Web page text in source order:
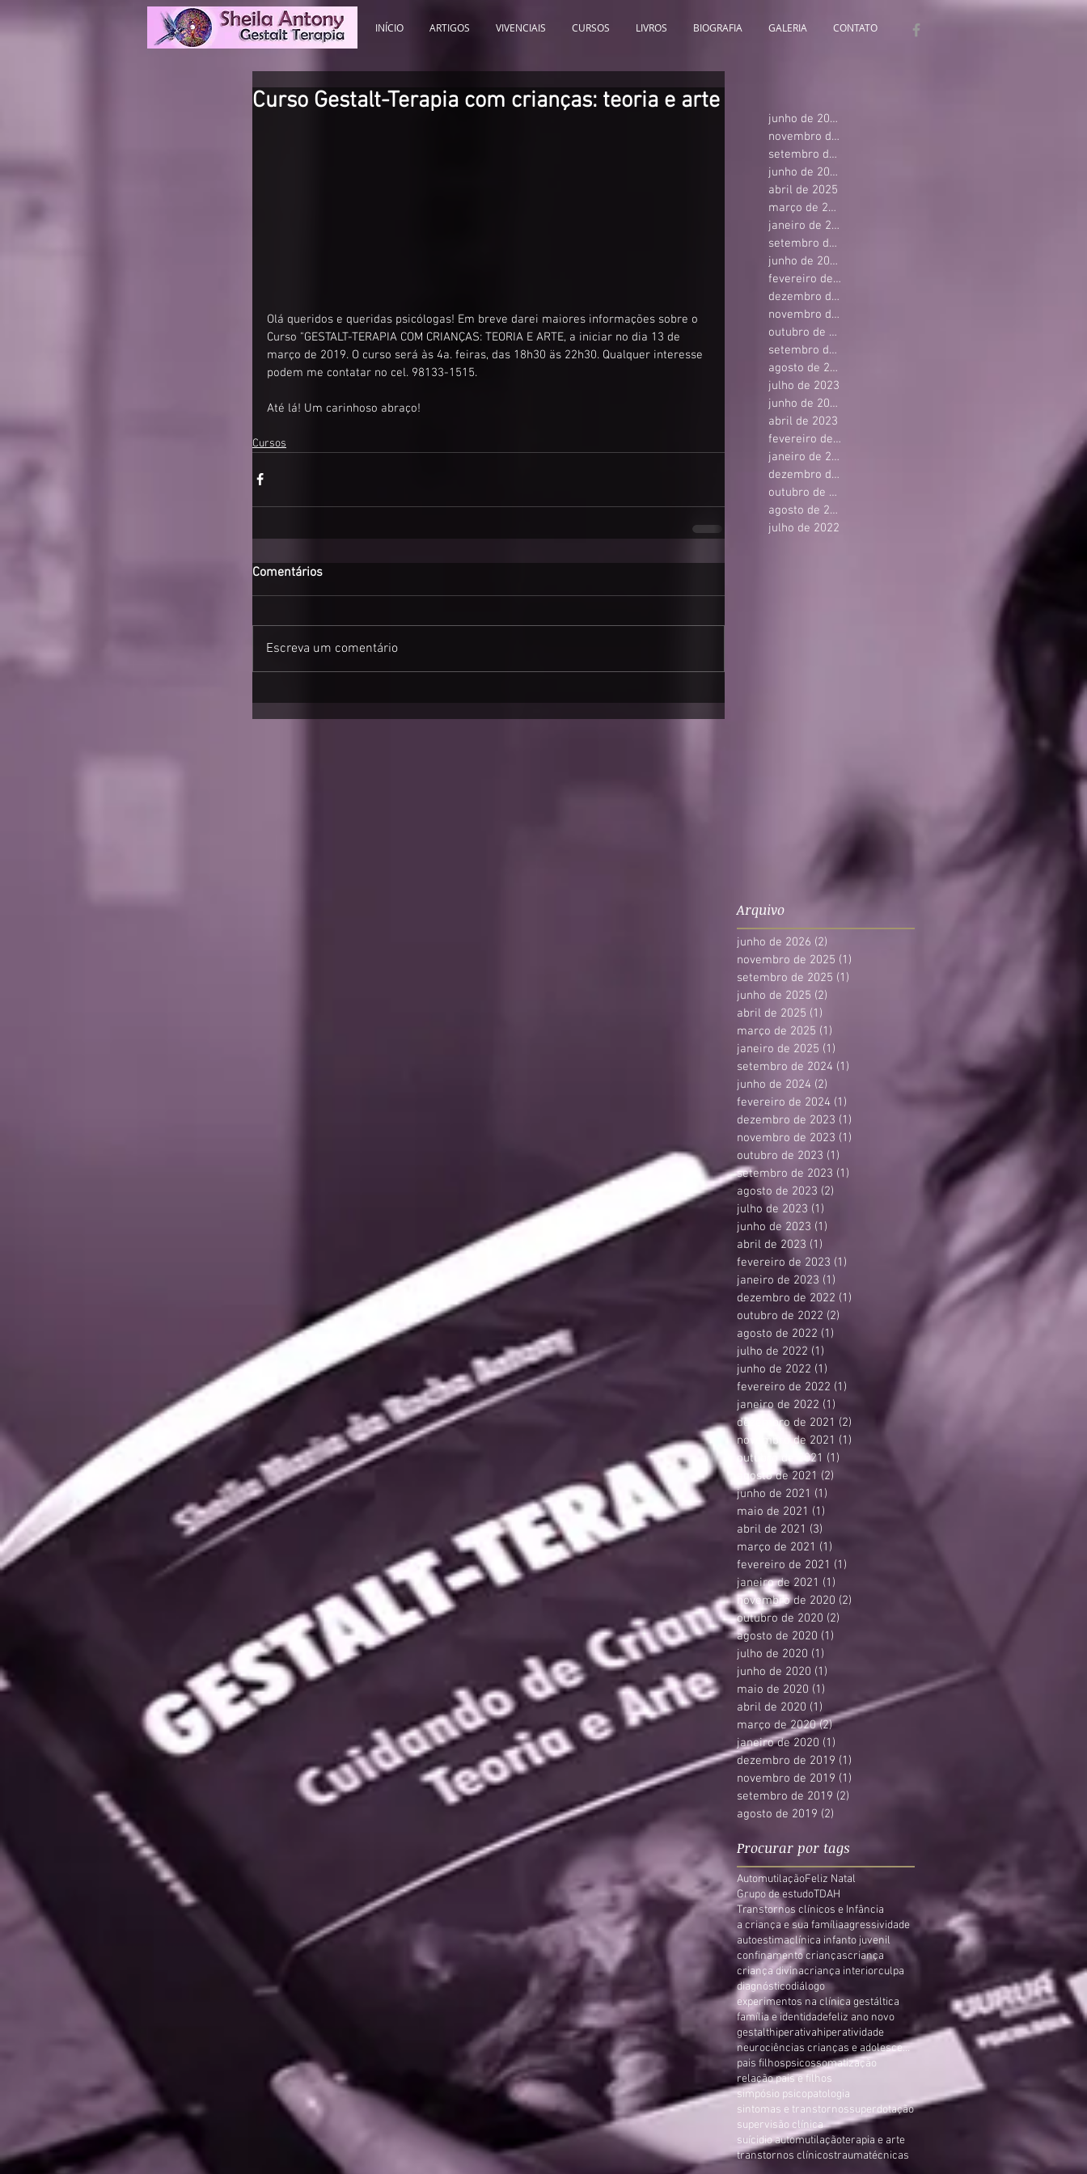
INÍCIO ARTIGOS VIVENCIAIS CURSOS LIVROS BIOGRAFIA GALERIA CONTATO
Curso Gestalt-Terapia com crianças: teoria e arte
Olá queridos e queridas psicólogas! Em breve darei maiores informações sobre o
Curso "GESTALT-TERAPIA COM CRIANÇAS: TEORIA E ARTE, a iniciar no dia 13 de
março de 2019. O curso será às 4a. feiras, das 18h30 äs 22h30. Qualquer interesse
podem me contatar no cel. 98133-1515.
Até lá! Um carinhoso abraço!
Cursos
Comentários
Escreva um comentário
junho de 2026
novembro de 2025
setembro de 2025
junho de 2025
abril de 2025
março de 2025
janeiro de 2025
setembro de 2024
junho de 2024
fevereiro de 2024
dezembro de 2023
novembro de 2023
outubro de 2023
setembro de 2023
agosto de 2023
julho de 2023
junho de 2023
abril de 2023
fevereiro de 2023
janeiro de 2023
dezembro de 2022
outubro de 2022
agosto de 2022
julho de 2022
Arquivo
junho de 2026 (2)
novembro de 2025 (1)
setembro de 2025 (1)
junho de 2025 (2)
abril de 2025 (1)
março de 2025 (1)
janeiro de 2025 (1)
setembro de 2024 (1)
junho de 2024 (2)
fevereiro de 2024 (1)
dezembro de 2023 (1)
novembro de 2023 (1)
outubro de 2023 (1)
setembro de 2023 (1)
agosto de 2023 (2)
julho de 2023 (1)
junho de 2023 (1)
abril de 2023 (1)
fevereiro de 2023 (1)
janeiro de 2023 (1)
dezembro de 2022 (1)
outubro de 2022 (2)
agosto de 2022 (1)
julho de 2022 (1)
junho de 2022 (1)
fevereiro de 2022 (1)
janeiro de 2022 (1)
dezembro de 2021 (2)
novembro de 2021 (1)
outubro de 2021 (1)
agosto de 2021 (2)
junho de 2021 (1)
maio de 2021 (1)
abril de 2021 (3)
março de 2021 (1)
fevereiro de 2021 (1)
janeiro de 2021 (1)
novembro de 2020 (2)
outubro de 2020 (2)
agosto de 2020 (1)
julho de 2020 (1)
junho de 2020 (1)
maio de 2020 (1)
abril de 2020 (1) 1 post
março de 2020 (2)2 posts
janeiro de 2020 (1)
dezembro de 2019 (1)
novembro de 2019 (1)
setembro de 2019 (2)
agosto de 2019 (2)
Procurar por tags
AutomutilaçãoFeliz Natal
Grupo de estudoTDAH
Transtornos clínicos e Infância
a criança e sua famíliaagressividade
autoestimaclínica infanto juvenil
confinamento criançascriança
criança divinacriança interiorculpa
diagnósticodiálogo
experimentos na clínica gestáltica
família e identidadefeliz ano novo
gestalthiperativahiperatividade
neurociências crianças e adolescentes
pais filhospsicossomatização
relação pais e filhos
simpósio psicopatologia
sintomas e transtornossuperdotação
supervisão clínica
suícidio automutilaçãoterapia e arte
transtornos clínicostraumatécnicas